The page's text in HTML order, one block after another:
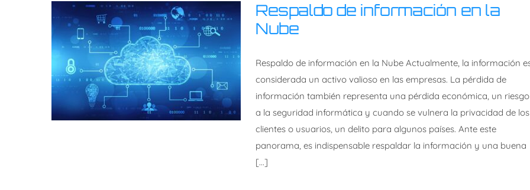
Respaldo de información en la
Nube
Respaldo de información en la Nube Actualmente, la información
considerada un activo valioso en las empresas. La pérdida de
información también representa una pérdida económica, un riesgo
a la seguridad informática y cuando se vulnera la privacidad de los
clientes o usuarios, un delito para algunos países. Ante este
panorama, es indispensable respaldar la información y una buena
[...]